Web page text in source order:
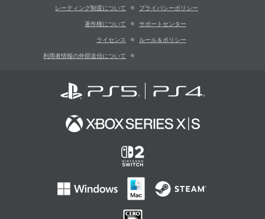
レーティング制度について プライバシーポリシー
著作権について サポートセンター
ライセンス ルール＆ポリシー
利用者情報の外部送信について